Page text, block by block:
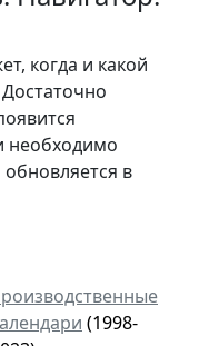
когда и какой
необходимо
в
(1998-